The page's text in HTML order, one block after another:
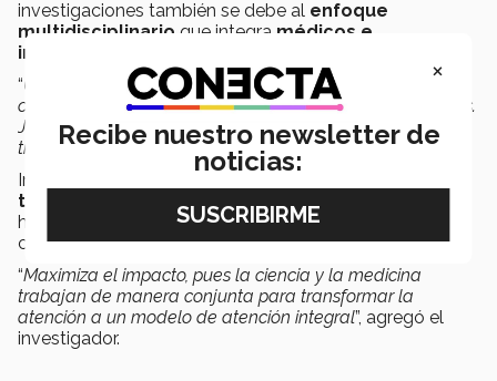
investigaciones también se debe al enfoque
multidisciplinario que integra médicos e
investigadores
“Un médico aporta la visión clínica, mientras que el
científico analiza los mecanismos celulares y moleculares.
Juntos podemos enfocar la investigación hacia
tratamientos realmente efectivos”,explicó.
Indicó que, gracias a esta colaboración, los
traslacionales
hallazgos de laboratorio con aplicaciones clínicas
concretas.
“Maximiza el impacto, pues la ciencia y la medicina
trabajan de manera conjunta para transformar la
atención a un modelo de atención integral”, agregó el
investigador.
×
Recibe nuestro newsletter de
noticias: